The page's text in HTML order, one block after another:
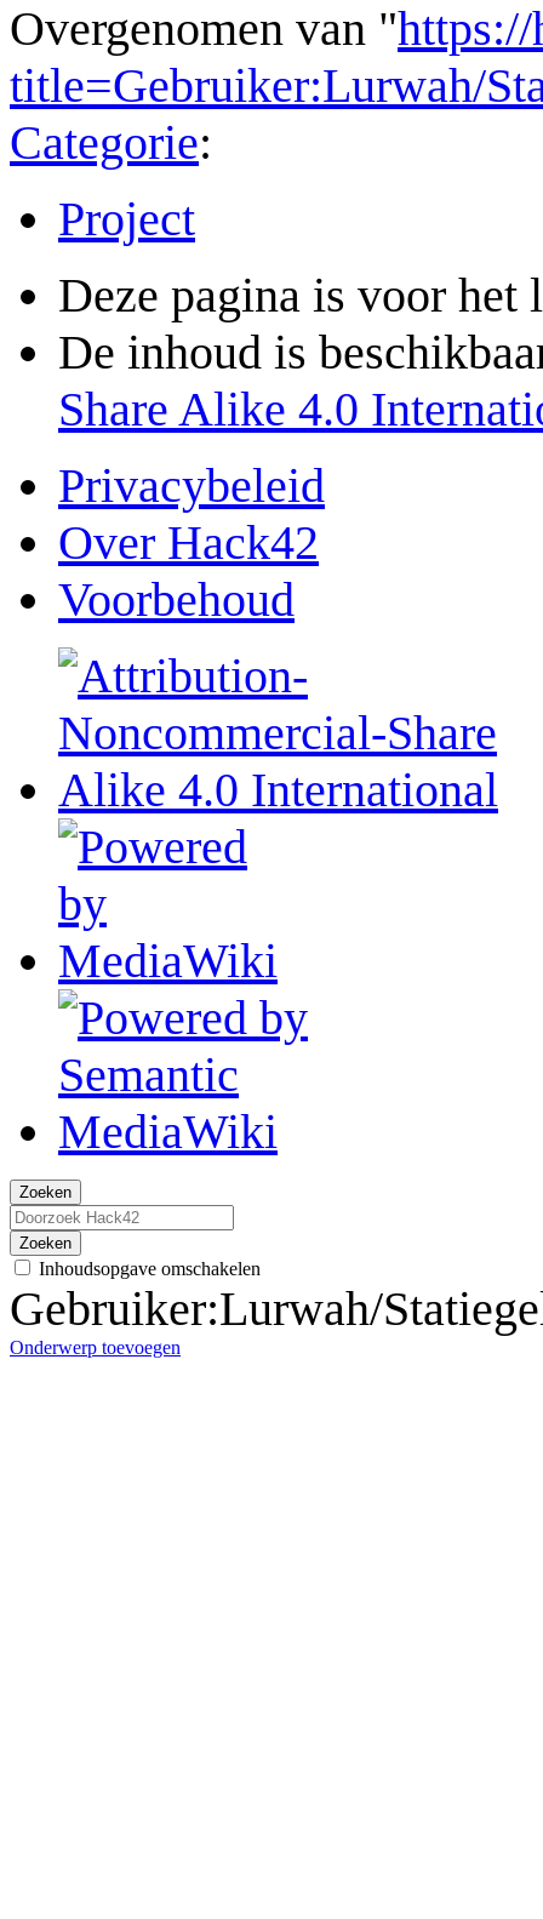
Overgenomen van "
title=Gebruiker:Lurwah/
Categorie:
Project
Deze pagina is voor het
De inhoud is
Share Alike 4.0
Privacybeleid
Over Hack42
Voorbehoud
Zoeken
Zoeken
Inhoudsopgave omschakelen
Gebruiker:Lurwah/
Onderwerp toevoegen